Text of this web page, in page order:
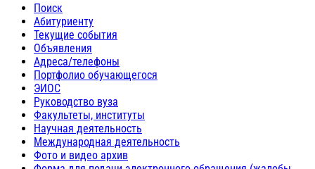
Поиск
Абитуриенту
Текущие события
Объявления
Адреса/телефоны
Портфолио обучающегося
ЭИОС
Руководство вуза
Факультеты, институты
Научная деятельность
Международная деятельность
Фото и видео архив